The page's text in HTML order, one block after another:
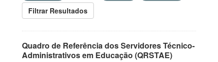
Filtrar Resultados
Quadro de Referência dos Servidores Técnico-
Administrativos em Educação (QRSTAE)